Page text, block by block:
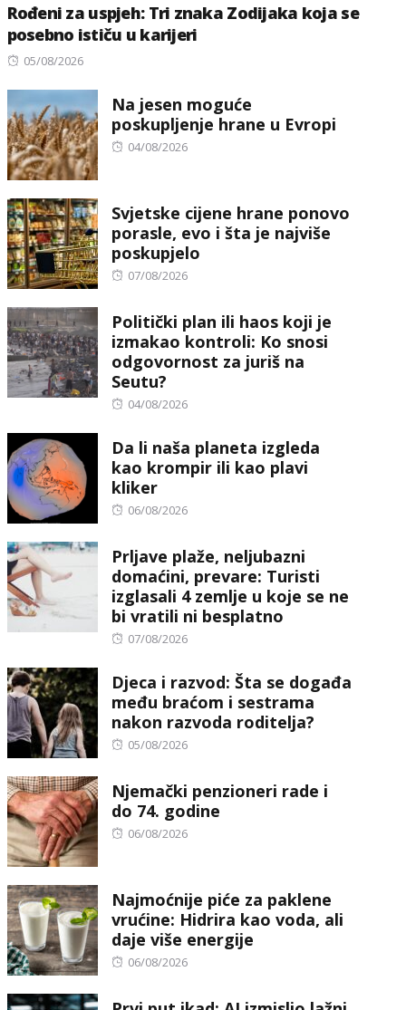
Rođeni za uspjeh: Tri znaka Zodijaka koja se
posebno ističu u karijeri
Posted
05/08/2026
Na jesen moguće
poskupljenje hrane u Evropi
Posted
04/08/2026
Svjetske cijene hrane ponovo
porasle, evo i šta je najviše
poskupjelo
Posted
07/08/2026
Politički plan ili haos koji je
izmakao kontroli: Ko snosi
odgovornost za juriš na
Seutu?
Posted
04/08/2026
Da li naša planeta izgleda
kao krompir ili kao plavi
kliker
Posted
06/08/2026
Prljave plaže, neljubazni
domaćini, prevare: Turisti
izglasali 4 zemlje u koje se ne
bi vratili ni besplatno
Posted
07/08/2026
Djeca i razvod: Šta se događa
među braćom i sestrama
nakon razvoda roditelja?
Posted
05/08/2026
Njemački penzioneri rade i
do 74. godine
Posted
06/08/2026
Najmoćnije piće za paklene
vrućine: Hidrira kao voda, ali
daje više energije
Posted
06/08/2026